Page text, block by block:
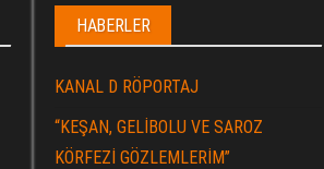
HABERLER
KANAL D RÖPORTAJ
“KEŞAN, GELİBOLU VE SAROZ
KÖRFEZİ GÖZLEMLERİM”